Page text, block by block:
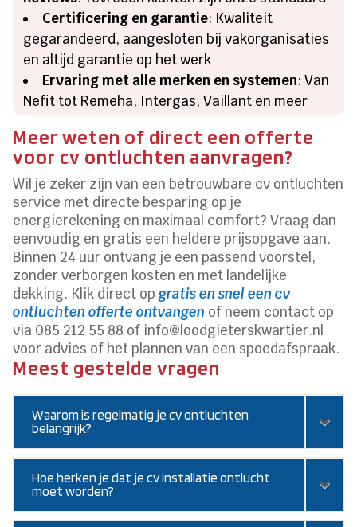
Certificering en garantie: Kwaliteit
gegarandeerd, aangesloten bij vakorganisaties
en altijd garantie op het werk
Ervaring met alle merken en systemen: Van
Nefit tot Remeha, Intergas, Vaillant en meer
Meer weten of direct een offerte
voor cv ontluchten aanvragen?
Wil je zeker zijn van een betrouwbare cv ontluchten
service met directe besparing op je
energierekening en maximaal comfort? Vraag dan
eenvoudig en gratis een heldere prijsopgave aan.
Binnen 24 uur ontvang je een passend voorstel,
zonder verborgen kosten en met landelijke
dekking. Klik direct opgratis en snel een cv
ontluchten offerte ontvangen of neem contact op
via 085 212 55 88 of info@loodgieterskwartier.nl
voor advies of het plannen van een spoedafspraak.
Meest gestelde vragen
Waarom is regelmatig je cv ontluchten
belangrijk?
Hoe herken je dat je cv installatie ontlucht
moet worden?